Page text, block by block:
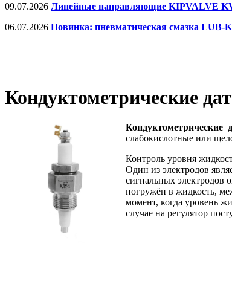
09.07.2026 Линейные направляющие KIPVALVE
06.07.2026 Новинка: пневматическая смазка LUB-
Кондуктометрические
слабокислотные или
Контроль уровня
Один из электродов
сигнальных электродов
погружён в жидкость,
момент, когда уровень
случае на регулятор